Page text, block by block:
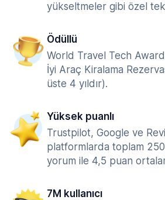
yükseltmeler gibi özel
Ödüllü
World Travel Tech
İyi Araç Kiralama
üste 4 yıldır).
Yüksek puanlı
Trustpilot, Google ve
platformlarda toplam
yorum ile 4,5 puan
7M kullanıcı